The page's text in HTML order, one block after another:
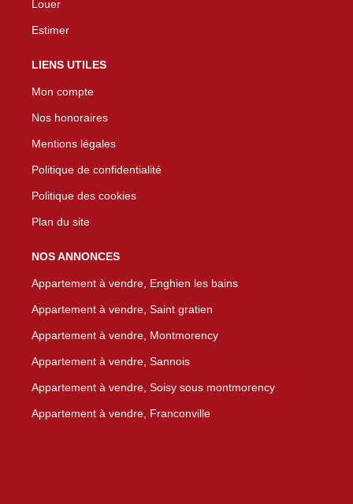
Louer
Estimer
LIENS UTILES
Mon compte
Nos honoraires
Mentions légales
Politique de confidentialité
Politique des cookies
Plan du site
NOS ANNONCES
Appartement à vendre, Enghien les bains
Appartement à vendre, Saint gratien
Appartement à vendre, Montmorency
Appartement à vendre, Sannois
Appartement à vendre, Soisy sous montmorency
Appartement à vendre, Franconville